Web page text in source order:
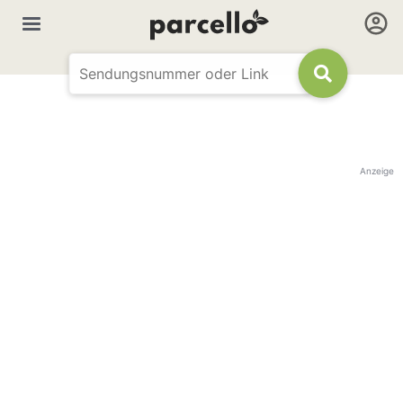
Anzeige